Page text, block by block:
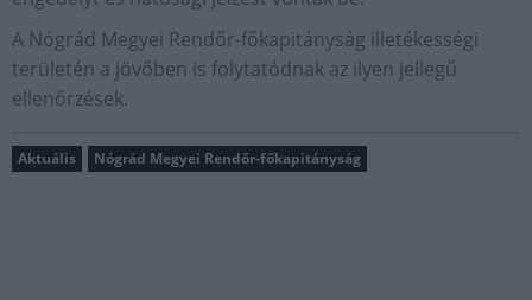
A Nógrád Megyei Rendőr-főkapitányság illetékességi
területén a jövőben is folytatódnak az ilyen jellegű
ellenőrzések.
Aktuális Nógrád Megyei Rendőr-főkapitányság